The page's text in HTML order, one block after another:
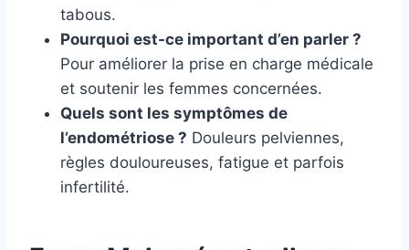
tabous.
Pourquoi est-ce important d’en parler ?
Pour améliorer la prise en charge médicale
et soutenir les femmes concernées.
Quels sont les symptômes de
l’endométriose ? Douleurs pelviennes,
règles douloureuses, fatigue et parfois
infertilité.